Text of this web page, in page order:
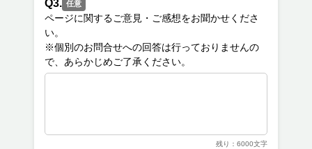
Q3. 任意
ページに関するご意見・ご感想をお聞かせくださ
い。
※個別のお問合せへの回答は行っておりませんの
残り：6000文字